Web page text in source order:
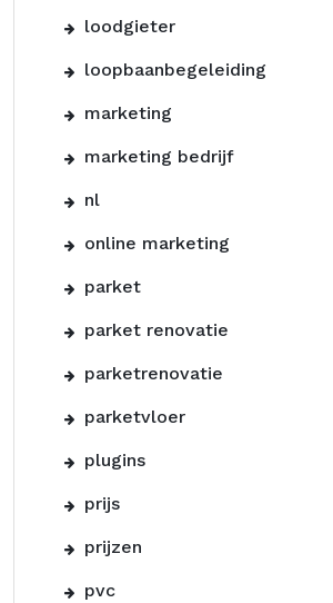
loodgieter
loopbaanbegeleiding
marketing
marketing bedrijf
nl
online marketing
parket
parket renovatie
parketrenovatie
parketvloer
plugins
prijs
prijzen
pvc